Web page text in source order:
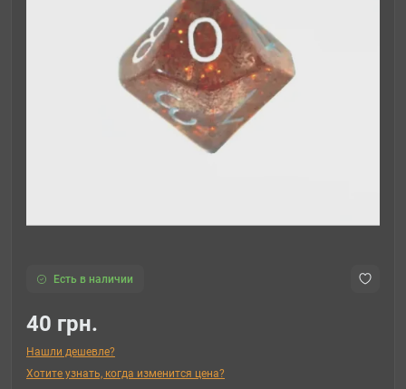
Есть в наличии
40 грн.
Нашли дешевле?
Хотите узнать, когда изменится цена?